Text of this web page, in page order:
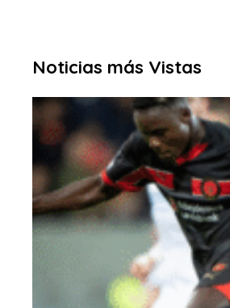
Noticias más Vistas